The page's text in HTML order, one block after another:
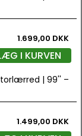
1.699,00 DKK
I KURVEN
| 99'' –
1.499,00 DKK